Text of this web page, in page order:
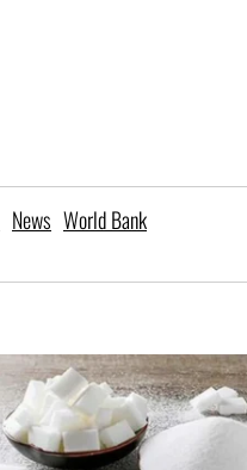
News World Bank